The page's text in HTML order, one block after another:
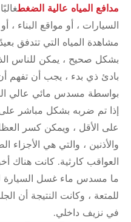
مدافع المياه عالية الضغط
السيارات ، أو مواقع البناء
مشاهدة المياه التي تتدفق
بشكل صحيح ، يمكن للناس
بادئ ذي بدء ، يجب أن تفهم
بواسطة مسدس مائي عالي
إذا تم ضربه بشكل مباشر
على الأقل ، ويمكن كسر
والأذنين ، والتي هي الأجزاء
العواقب كارثية. كانت
ما مسدس ماء غسل السيارة
للمتعة ، وكانت النتيجة أن
في نزيف داخلي.